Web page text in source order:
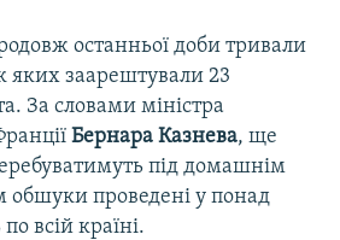
останньої доби тривали
яких заарештували 23
За словами міністра
Бернара Казнева, ще
під домашнім
обшуки проведені у понад
всій країні.